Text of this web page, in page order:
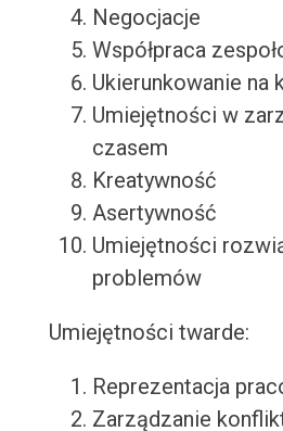
Negocjacje
Współpraca
Ukierunkowanie na
Umiejętności w
czasem
Kreatywność
Asertywność
Umiejętności
problemów
Umiejętności twarde:
Reprezentacja
Zarządzanie